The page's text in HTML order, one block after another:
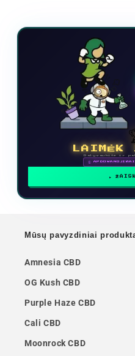
LAIMĖK
Dalyvaukite ir
🗓
Mūsų pavyzdiniai
Amnesia CBD
OG Kush CBD
Purple Haze CBD
Cali CBD
Moonrock CBD